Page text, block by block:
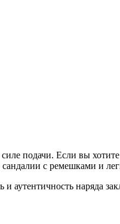
подачи. Если вы
сандалии с ремешками и
наряда